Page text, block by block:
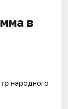
в
народного